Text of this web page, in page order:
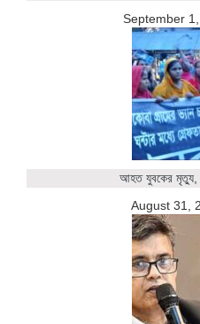
September
আহত যুবকের মৃত্যু,
August 31,